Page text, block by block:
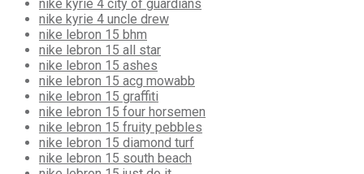
nike kyrie 4 city of guardians
nike kyrie 4 uncle drew
nike lebron 15 bhm
nike lebron 15 all star
nike lebron 15 ashes
nike lebron 15 acg mowabb
nike lebron 15 graffiti
nike lebron 15 four horsemen
nike lebron 15 fruity pebbles
nike lebron 15 diamond turf
nike lebron 15 south beach